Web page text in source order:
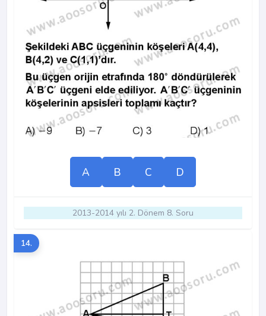
A B C D
2013-2014 yılı 2. Dönem 8. Soru
14.